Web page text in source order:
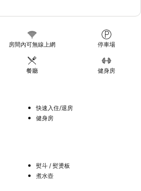
房間內可無線上網 停車場
餐廳 健身房
快速入住/退房
健身房
熨斗 / 熨燙板
煮水壺